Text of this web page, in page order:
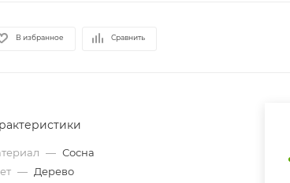
В избранное Сравнить
— Сосна
— Дерево